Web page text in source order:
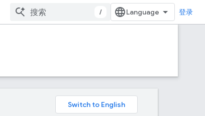
/ 登录